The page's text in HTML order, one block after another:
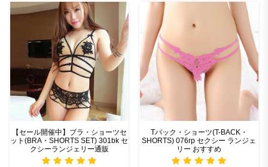
【セール開催中】ブラ・ショーツセ
ット(BRA・SHORTS SET) 301bk セ
クシーランジェリー通販
Tバック・ショーツ(T-BACK・
SHORTS) 076rp セクシー ランジェ
リー おすすめ